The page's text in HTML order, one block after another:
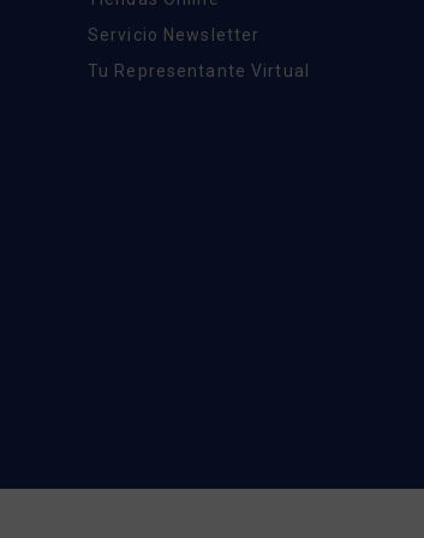
Servicio Newsletter
Tu Representante Virtual